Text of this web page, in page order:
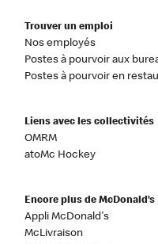
Trouver un emploi
Nos employés
Postes à pourvoir aux
Postes à pourvoir en
Liens avec les collectivités
OMRM
atoMc Hockey
Encore plus de McDonald’s
Appli McDonald's
McLivraison